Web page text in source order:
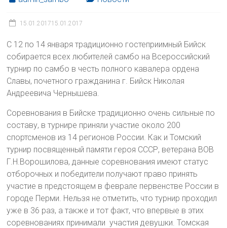
15.01.201715.01.2017
С 12 по 14 января традиционно гостеприимный Бийск
собирается всех любителей самбо на Всероссийский
турнир по самбо в честь полного кавалера ордена
Славы, почетного гражданина г. Бийск Николая
Андреевича Чернышева.
Соревнования в Бийске традиционно очень сильные по
составу, в турнире приняли участие около 200
спортсменов из 14 регионов России. Как и Томский
турнир посвященный памяти героя СССР, ветерана ВОВ
Г.Н.Ворошилова, данные соревнования имеют статус
отборочных и победители получают право принять
участие в предстоящем в феврале первенстве России в
городе Перми. Нельзя не отметить, что турнир проходил
уже в 36 раз, а также и тот факт, что впервые в этих
соревнованиях принимали участия девушки. Томская